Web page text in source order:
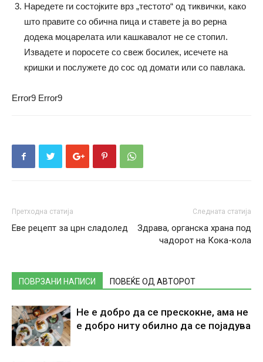
Наредете ги состојките врз „тестото“ од тиквички, како
што правите со обична пица и ставете ја во рерна
додека моцарелата или кашкавалот не се стопил.
Извадете и поросете со свеж босилек, исечете на
кришки и послужете до сос од домати или со павлака.
Error9 Error9
Претходна статија
Еве рецепт за црн сладолед
Следната статија
Здрава, органска храна под
чадорот на Кока-кола
ПОВРЗАНИ НАПИСИ ПОВЕЌЕ ОД АВТОРОТ
Не е добро да се прескокне, ама не
е добро ниту обилно да се појадува